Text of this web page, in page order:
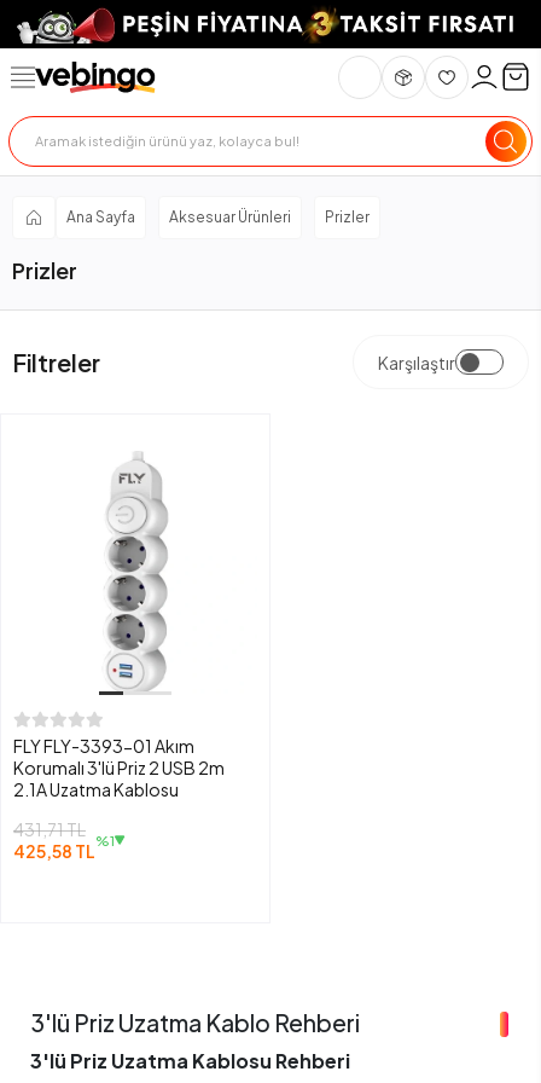
Ana Sayfa Aksesuar Ürünleri Prizler
Prizler
Filtreler Karşılaştır
FLY FLY-3393-01 Akım
Korumalı 3'lü Priz 2 USB 2m
2.1A Uzatma Kablosu
431,71 TL
425,58 TL%1
3'lü Priz Uzatma Kablo Rehberi
3'lü Priz Uzatma Kablosu Rehberi